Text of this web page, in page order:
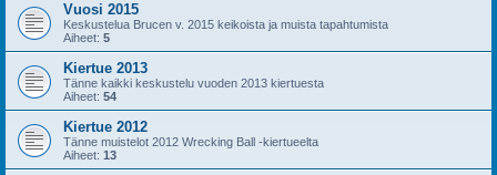
Vuosi 2015
Keskustelua Brucen v. 2015 keikoista ja muista tapahtumista
Aiheet: 5
Kiertue 2013
Tänne kaikki keskustelu vuoden 2013 kiertuesta
Aiheet: 54
Kiertue 2012
Tänne muistelot 2012 Wrecking Ball -kiertueelta
Aiheet: 13